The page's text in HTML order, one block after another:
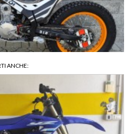
ANCHE: